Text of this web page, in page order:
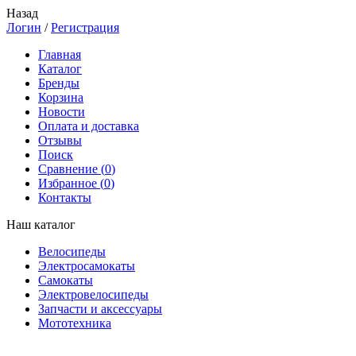
Назад
Логин /Регистрация
Главная
Каталог
Бренды
Корзина
Новости
Оплата и доставка
Отзывы
Поиск
Сравнение (0)
Избранное (0)
Контакты
Наш каталог
Велосипеды
Электросамокаты
Самокаты
Электровелосипеды
Запчасти и аксессуары
Мототехника